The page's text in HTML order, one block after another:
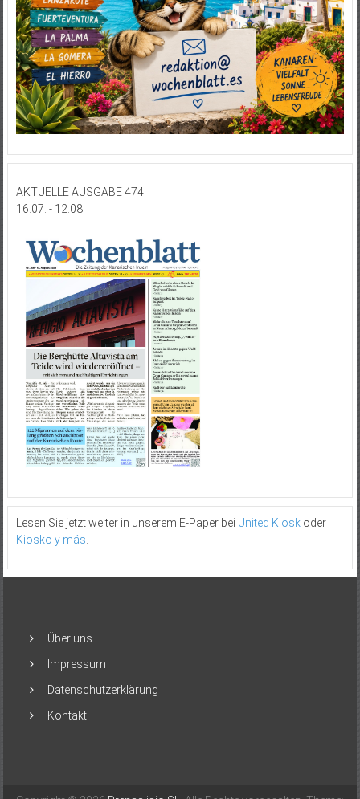
AKTUELLE AUSGABE 474
16.07. - 12.08.
Lesen Sie jetzt weiter in unserem E-Paper bei United Kioskoder
Kiosko y más
Über uns
Impressum
Datenschutzerklärung
Kontakt